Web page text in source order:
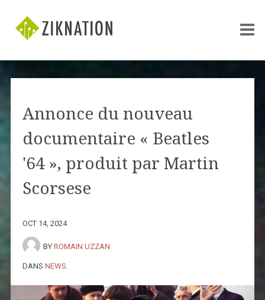
Annonce du nouveau
documentaire « Beatles
'64 », produit par Martin
Scorsese
OCT 14, 2024
BY ROMAIN UZZAN
DANS NEWS